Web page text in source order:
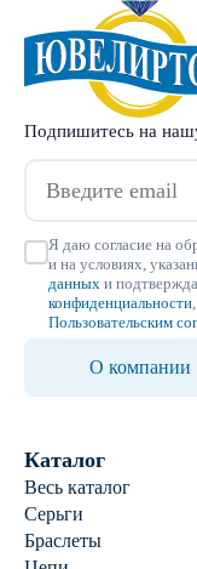
Подпишитесь на
Я даю согласие на
и на условиях,
данных и
конфиденциальности
Пользовательским
О компании
Каталог
Весь каталог
Серьги
Браслеты